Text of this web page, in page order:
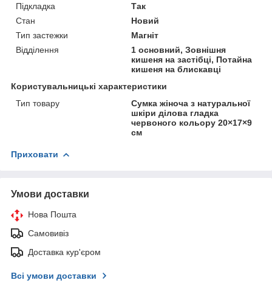
Підкладка
Так
Стан
Новий
Тип застежки
Магніт
Відділення
1 основний, Зовнішня
кишеня на застібці, Потайна
кишеня на блискавці
Користувальницькі характеристики
Тип товару
Сумка жіноча з натуральної
шкіри ділова гладка
червоного кольору 20×17×9
см
Приховати
Умови доставки
Нова Пошта
Самовивіз
Доставка кур'єром
Всі умови доставки